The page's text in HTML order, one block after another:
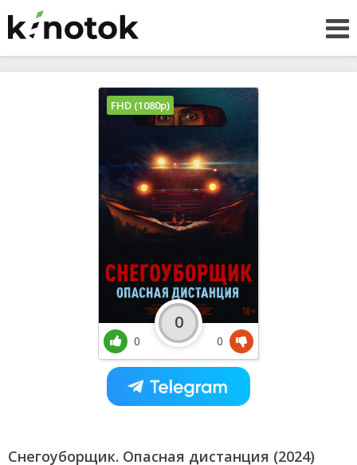
Снегоуборщик. Опасная дистанция (2024)
FHD (1080p)
0
0
0